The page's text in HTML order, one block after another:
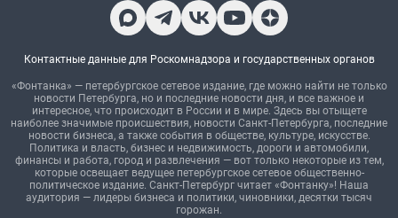
Контактные данные для Роскомнадзора и государственных органов
«Фонтанка» — петербургское сетевое издание, где можно найти не только
новости Петербурга, но и последние новости дня, и все важное и
интересное, что происходит в России и в мире. Здесь вы отыщете
наиболее значимые происшествия, новости Санкт-Петербурга, последние
новости бизнеса, а также события в обществе, культуре, искусстве.
Политика и власть, бизнес и недвижимость, дороги и автомобили,
финансы и работа, город и развлечения — вот только некоторые из тем,
которые освещает ведущее петербургское сетевое общественно-
политическое издание. Санкт-Петербург читает «Фонтанку»! Наша
аудитория — лидеры бизнеса и политики, чиновники, десятки тысяч
горожан.